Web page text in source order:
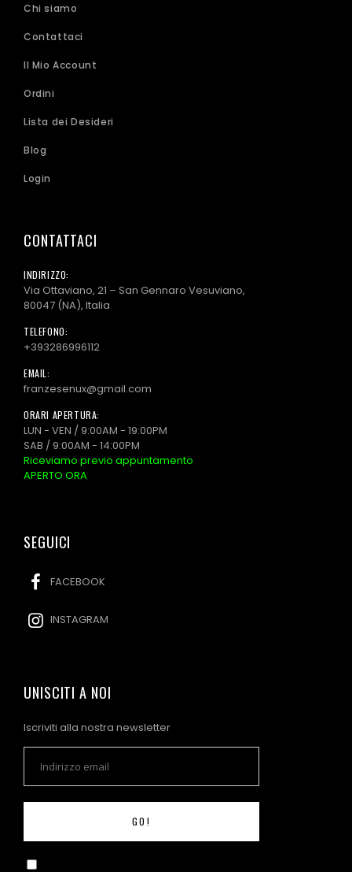
Chi siamo
Contattaci
Il Mio Account
Ordini
Lista dei Desideri
Blog
Login
CONTATTACI
INDIRIZZO:
Via Ottaviano, 21 – San Gennaro Vesuviano,
80047 (NA), Italia
TELEFONO:
+393286996112
EMAIL:
franzesenux@gmail.com
ORARI APERTURA:
LUN - VEN / 9:00AM - 19:00PM
SAB / 9:00AM - 14:00PM
Riceviamo previo appuntamento
APERTO ORA
SEGUICI
FACEBOOK
INSTAGRAM
UNISCITI A NOI
Iscriviti alla nostra newsletter
GO!